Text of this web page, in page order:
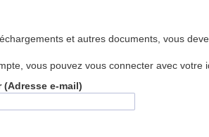
et autres documents, vous
vous pouvez vous connecter avec votre
(Adresse e-mail)